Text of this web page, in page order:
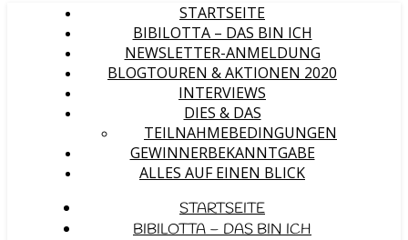
STARTSEITE
BIBILOTTA – DAS BIN ICH
NEWSLETTER-ANMELDUNG
BLOGTOUREN & AKTIONEN 2020
INTERVIEWS
DIES & DAS
TEILNAHMEBEDINGUNGEN
GEWINNERBEKANNTGABE
ALLES AUF EINEN BLICK
STARTSEITE
BIBILOTTA – DAS BIN ICH